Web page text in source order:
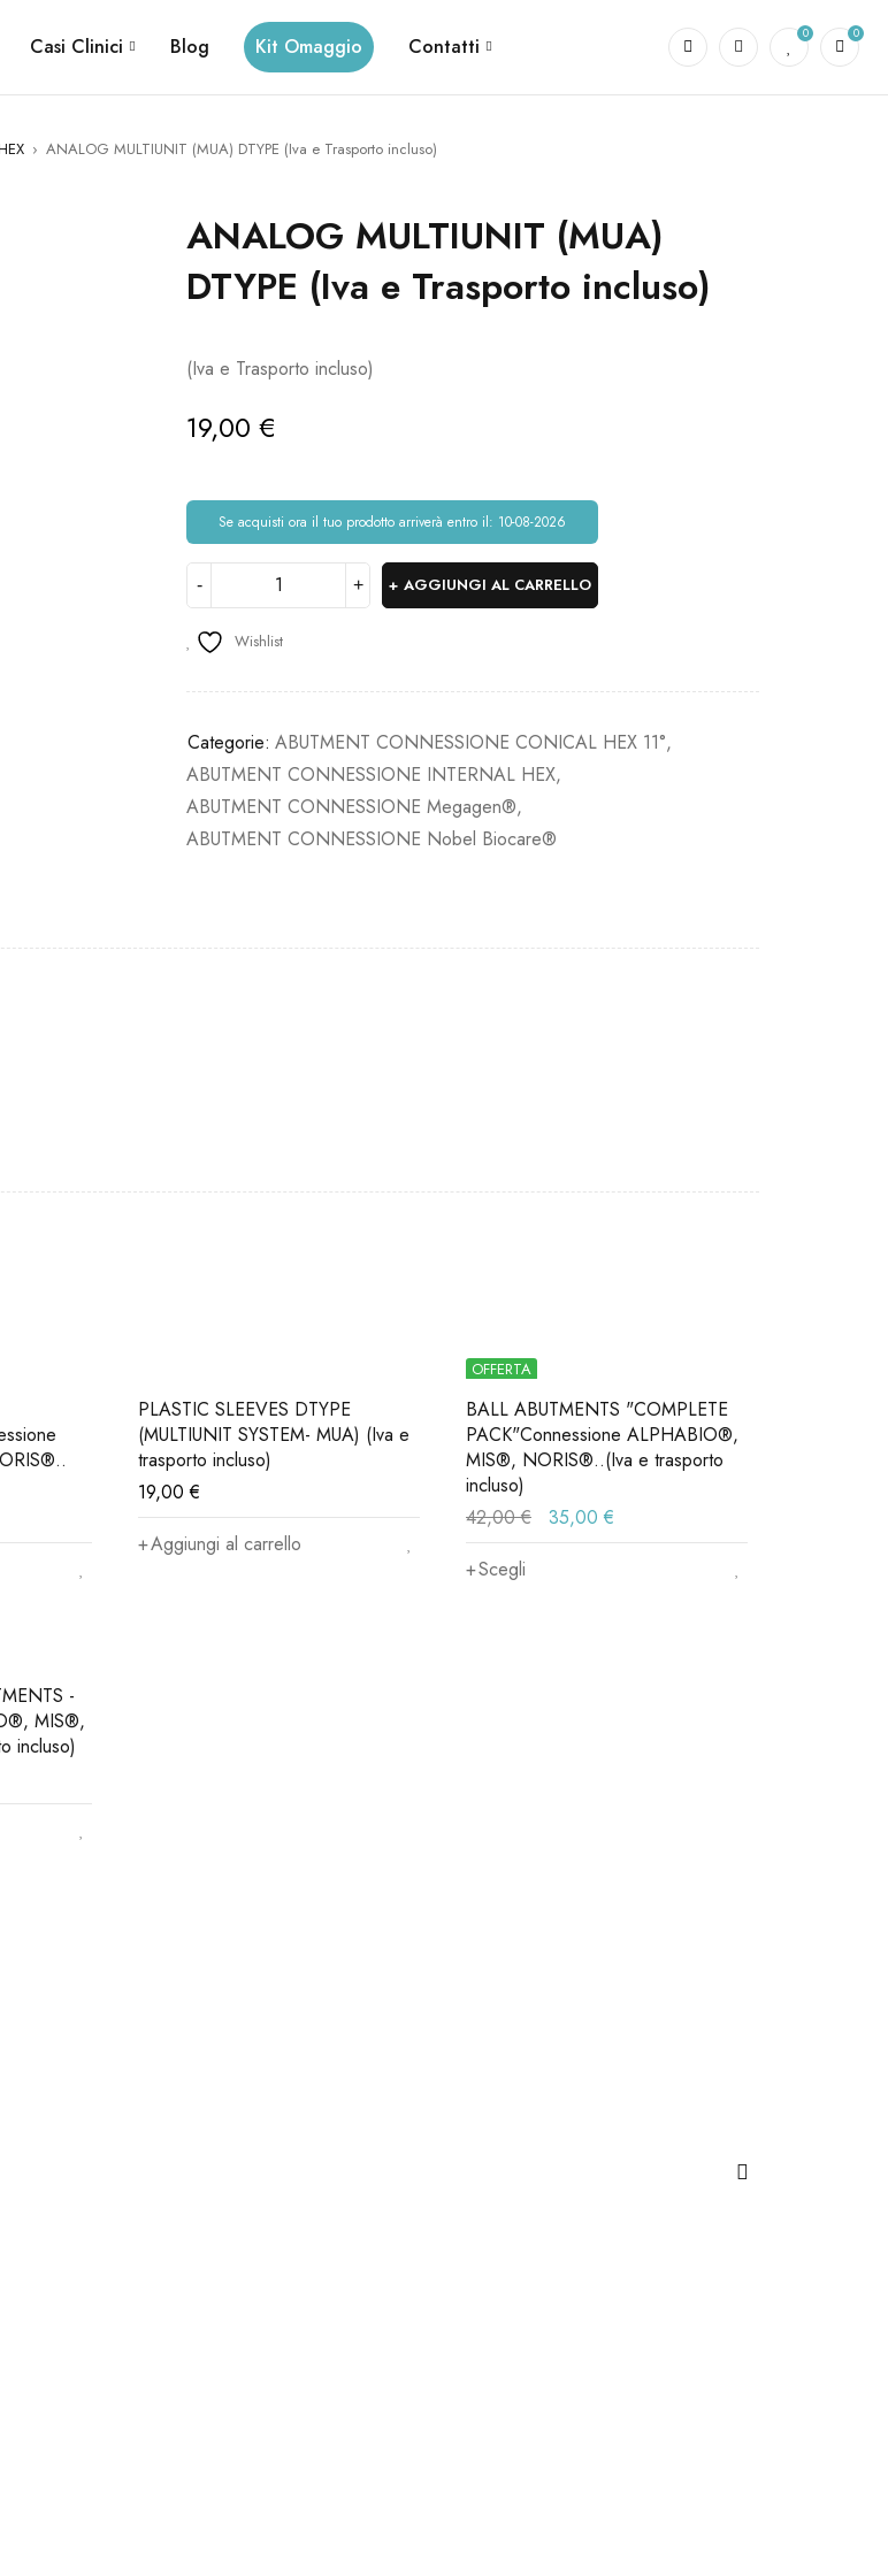
Casi Clinici Blog Kit Omaggio Contatti
0 0
› ANALOG MULTIUNIT (MUA) DTYPE (Iva e Trasporto incluso)
ANALOG MULTIUNIT (MUA)
DTYPE (Iva e Trasporto incluso)
(Iva e Trasporto incluso)
19,00€
Se acquisti ora il tuo prodotto arriverà entro il: 10-08-2026
AGGIUNGI AL CARRELLO
Wishlist
Categorie: ABUTMENT CONNESSIONE CONICAL HEX 11°,
ABUTMENT CONNESSIONE INTERNAL HEX,
ABUTMENT CONNESSIONE Megagen®,
ABUTMENT CONNESSIONE Nobel Biocare®
PLASTIC SLEEVES DTYPE
(MULTIUNIT SYSTEM- MUA) (Iva e
trasporto incluso)
19,00€
Aggiungi al carrello
OFFERTA
BALL ABUTMENTS "COMPLETE
PACK"Connessione ALPHABIO®,
MIS®, NORIS®..(Iva e trasporto
incluso)
42,00€ 35,00 €
Scegli
-
MIS®,
incluso)